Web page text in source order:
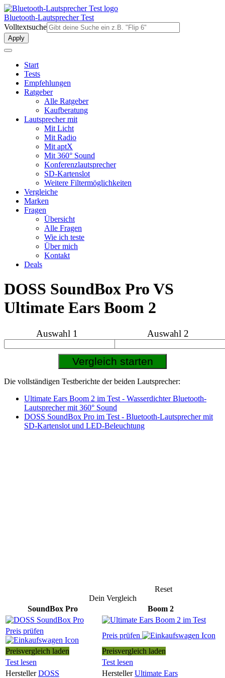
Direkt
zum
Inhalt
Bluetooth-Lautsprecher Test
Volltextsuche
Start
Tests
Empfehlungen
Ratgeber
Alle Ratgeber
Kaufberatung
Lautsprecher mit
Mit Licht
Mit Radio
Mit aptX
Mit 360° Sound
Konferenzlautsprecher
SD-Kartenslot
Weitere Filtermöglichkeiten
Vergleiche
Marken
Fragen
Übersicht
Alle Fragen
Wie ich teste
Über mich
Kontakt
Deals
DOSS SoundBox Pro VS
Ultimate Ears Boom 2
Auswahl 1 Auswahl 2
Die vollständigen Testberichte der beiden Lautsprecher:
Ultimate Ears Boom 2 im Test - Wasserdichter Bluetooth-
Lautsprecher mit 360° Sound
DOSS SoundBox Pro im Test - Bluetooth-Lautsprecher mit
SD-Kartenslot und LED-Beleuchtung
Reset
Dein Vergleich
SoundBox Pro
Boom 2
Preis prüfen
Preis prüfen
Preisvergleich laden
Preisvergleich laden
Test lesen
Test lesen
Hersteller DOSS Hersteller Ultimate Ears